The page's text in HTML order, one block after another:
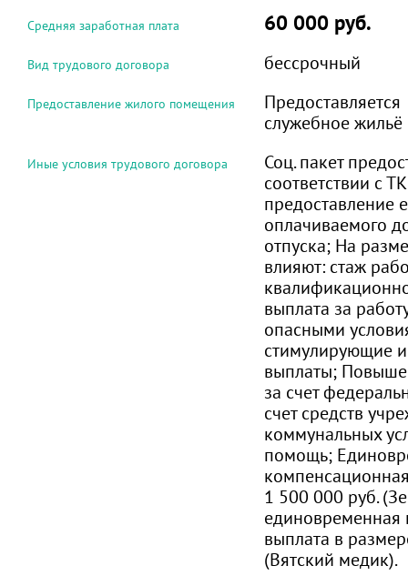
Средняя заработная плата 60 000 руб.
Вид трудового договора бессрочный
Предоставление жилого помещения
Предоставляется
служебное жильё
Иные условия трудового договора
Соц. пакет
соответствии с
предоставление
оплачиваемого
отпуска; На
влияют: стаж
выплата за
опасными
стимулирующие
выплаты;
за счет
счет средств
коммунальных
помощь;
1 500 000 руб.
единовременная
выплата в
(Вятский медик).